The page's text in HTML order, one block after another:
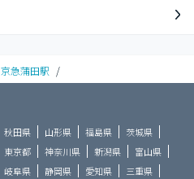
京急蒲田駅 /
秋田県 山形県 福島県
茨城県
東京都 神奈川県 新潟県
富山県
岐阜県 静岡県 愛知県 三重県